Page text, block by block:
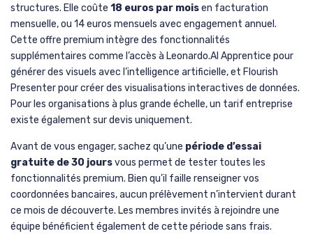
structures. Elle coûte 18 euros par moisen facturation
mensuelle, ou 14 euros mensuels avec engagement annuel.
Cette offre premium intègre des fonctionnalités
supplémentaires comme l’accès à Leonardo.AI Apprentice pour
générer des visuels avec l’intelligence artificielle, et Flourish
Presenter pour créer des visualisations interactives de données.
Pour les organisations à plus grande échelle, un tarif entreprise
existe également sur devis uniquement.
Avant de vous engager, sachez qu’une période d’essai
gratuite de 30 joursvous permet de tester toutes les
fonctionnalités premium. Bien qu’il faille renseigner vos
coordonnées bancaires, aucun prélèvement n’intervient durant
ce mois de découverte. Les membres invités à rejoindre une
équipe bénéficient également de cette période sans frais.